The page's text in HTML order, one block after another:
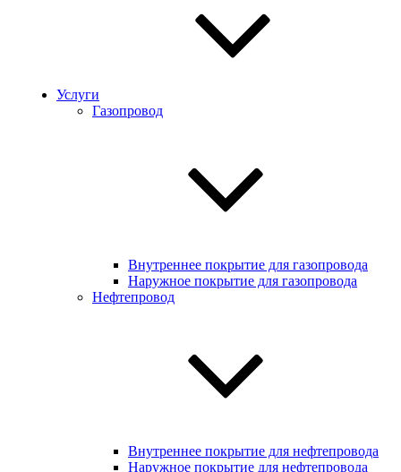
Услуги
Газопровод
Внутреннее покрытие для газопровода
Наружное покрытие для газопровода
Нефтепровод
Внутреннее покрытие для нефтепровода
Наружное покрытие для нефтепровода